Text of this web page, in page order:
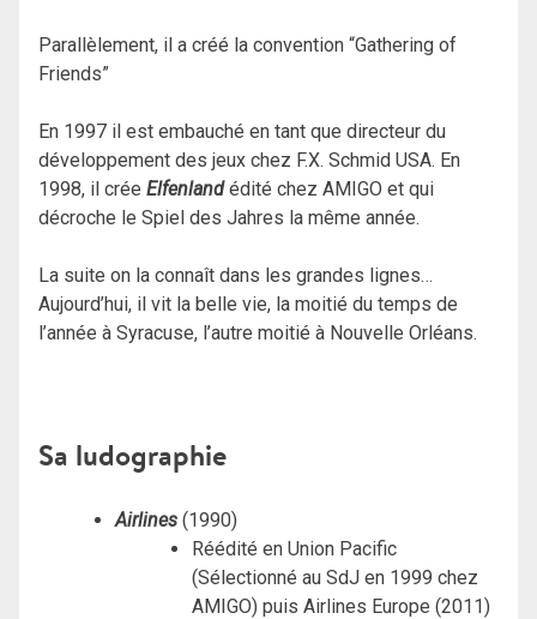
Parallèlement, il a créé la convention “Gathering of
Friends”
En 1997 il est embauché en tant que directeur du
développement des jeux chez F.X. Schmid USA. En
1998, il crée Elfenlandédité chez AMIGO et qui
décroche le Spiel des Jahres la même année.
La suite on la connaît dans les grandes lignes…
Aujourd’hui, il vit la belle vie, la moitié du temps de
l’année à Syracuse, l’autre moitié à Nouvelle Orléans.
Sa ludographie
Airlines (1990)
Réédité en Union Pacific
(Sélectionné au SdJ en 1999 chez
AMIGO) puis Airlines Europe (2011)